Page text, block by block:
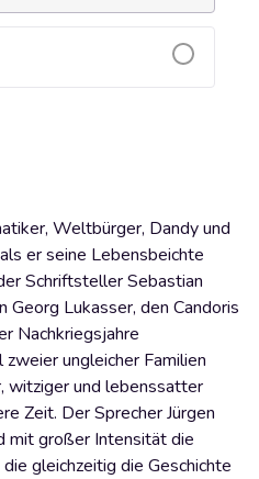
hinzufügen
Weltbürger, Dandy und
er seine Lebensbeichte
Schriftsteller Sebastian
Georg Lukasser, den Candoris
Nachkriegsjahre
ungleicher Familien
witziger und lebenssatter
Zeit. Der Sprecher Jürgen
mit großer Intensität die
gleichzeitig die Geschichte